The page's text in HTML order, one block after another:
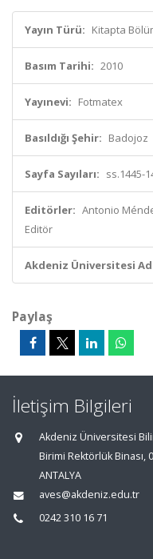
Yayın Türü: Kitapta
Basım Tarihi: 2010
Yayınevi: Fotmatex
Basıldığı Şehir: Badojoz
Sayfa Sayıları: ss.1445-
Editörler: Antonio
Editör
Akdeniz Üniversitesi
Paylaş
İletişim Bilgileri
Akdeniz Üniversitesi
Birimi Rektörlük Binası,
ANTALYA
aves@akdeniz.edu.tr
0242 310 16 71